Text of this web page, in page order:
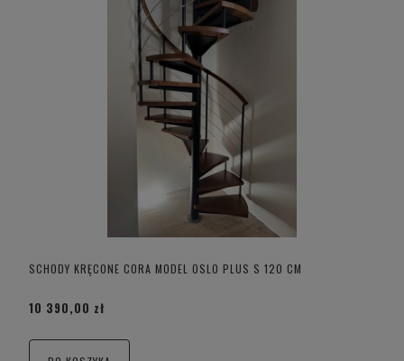
SCHODY KRĘCONE CORA MODEL OSLO PLUS S 120 CM
10 390,00 zł